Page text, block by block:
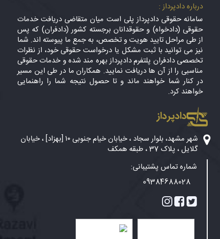
درباره دادپرداز :
سامانه حقوقی دادپرداز پلی است میان متقاضی دریافت خدمات
حقوقی (دادخواه) و حقوقدانان برجسته کشور (دادفران) که پس
از طی مراحل تایید هویت و تخصص، به جمع ما پیوسته اند. شما
نیز می توانید با ثبت مشکل یا درخواست حقوقی خود، از نظرات
تخصصی دادفران پلتفرم دادپرداز بهره مند شده و خدمات حقوقی
مناسبی را از آن ها دریافت نمایید. همکاران ما در طی این مسیر
در کنار شما خواهند ماند و تا حصول نتیجه شما را راهنمایی
خواهند کرد.
دادپرداز
شهر مشهد، بلوار سجاد ، خیابان خیام جنوبی ۱۰ [بهزاد] ، خیابان
گلایل ، پلاک 37 ، طبقه همکف
شماره تماس پشتیبانی:
09384688028